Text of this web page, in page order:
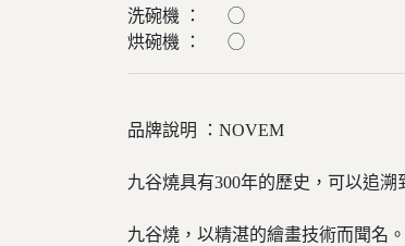
洗碗機 ： ◯
烘碗機 ： ◯
品牌說明 ：NOVEM
九谷燒具有300年的歷史，可以追
九谷燒，以精湛的繪畫技術而聞名